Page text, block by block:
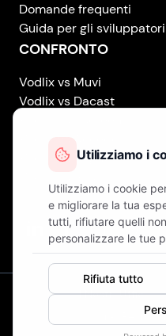
Domande frequenti
Guida per gli sviluppatori
CONFRONTO
Vodlix vs Muvi
Vodlix vs Dacast
Vodlix vs Brightcove
Vodlix on LinkedIn
Vodlix onVodlix on
Vodlix
I Nostri Uffici
Londra (Regno